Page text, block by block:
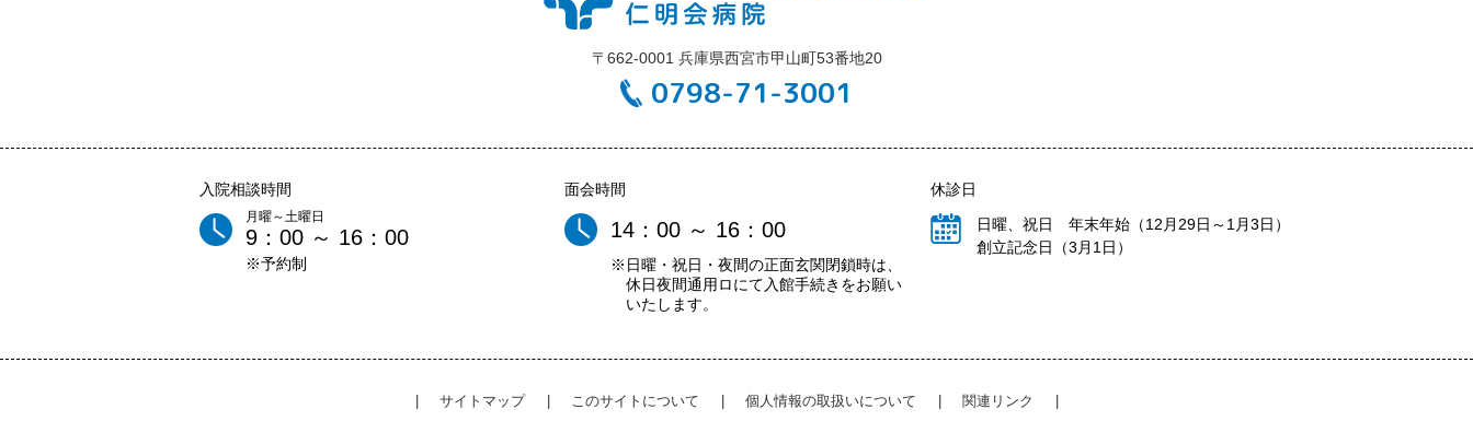
〒662-0001 兵庫県西宮市甲山町53番地20
0798-71-3001
入院相談時間
月曜～土曜日
9：00 ～ 16：00
※予約制
面会時間
14：00 ～ 16：00
※日曜・祝日・夜間の正面玄関閉鎖時は、
休日夜間通用ロにて入館手続きをお願い
いたします。
休診日
日曜、祝日 年末年始（12月29日～1月3日）
創立記念日（3月1日）
サイトマップ このサイトについて 個人情報の取扱いについて 関連リンク